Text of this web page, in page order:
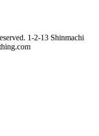
1-2-13 Shinmachi